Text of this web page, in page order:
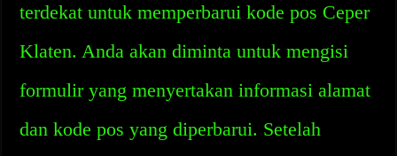
terdekat untuk memperbarui kode pos Ceper
Klaten. Anda akan diminta untuk mengisi
formulir yang menyertakan informasi alamat
dan kode pos yang diperbarui. Setelah